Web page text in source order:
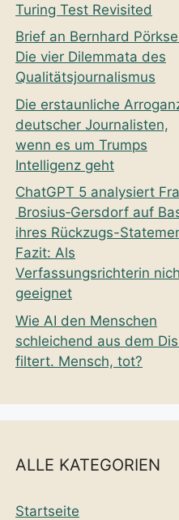
Turing Test Revisited
Brief an Bernhard
Die vier Dilemmata des
Qualitätsjournalismus
Die erstaunliche
deutscher Journalisten,
wenn es um Trumps
Intelligenz geht
ChatGPT 5 analysiert
Brosius‑Gersdorf auf
ihres Rückzugs-
Fazit: Als
Verfassungsrichterin
geeignet
Wie AI den Menschen
schleichend aus dem
filtert. Mensch, tot?
ALLE KATEGORIEN
Startseite